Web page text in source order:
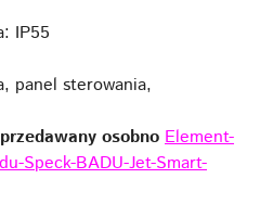
IP55
panel sterowania,
osobno Element-
Speck-BADU-Jet-Smart-